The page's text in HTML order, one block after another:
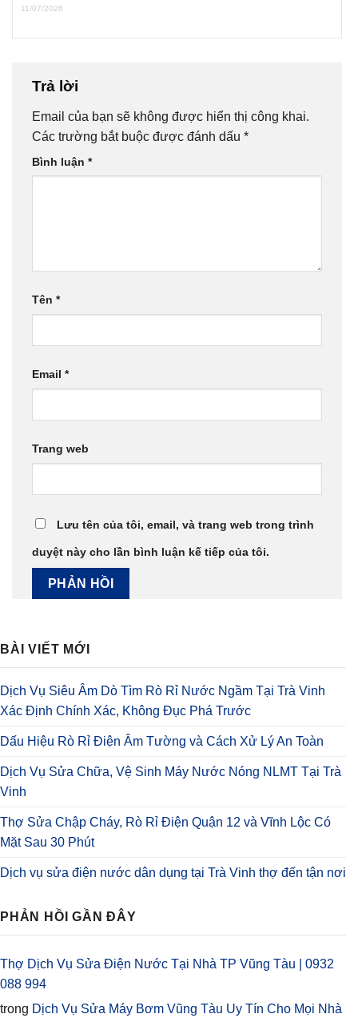
11/07/2026
Trả lời
Email của bạn sẽ không được hiển thị công khai.
Các trường bắt buộc được đánh dấu *
Bình luận *
Tên *
Email *
Trang web
Lưu tên của tôi, email, và trang web trong trình
duyệt này cho lần bình luận kế tiếp của tôi.
BÀI VIẾT MỚI
Dịch Vụ Siêu Âm Dò Tìm Rò Rỉ Nước Ngầm Tại Trà Vinh
Xác Định Chính Xác, Không Đục Phá Trước
Dấu Hiệu Rò Rỉ Điện Âm Tường và Cách Xử Lý An Toàn
Dịch Vụ Sửa Chữa, Vệ Sinh Máy Nước Nóng NLMT Tại Trà
Vinh
Thợ Sửa Chập Cháy, Rò Rỉ Điện Quận 12 và Vĩnh Lộc Có
Mặt Sau 30 Phút
Dịch vụ sửa điện nước dân dụng tại Trà Vinh thợ đến tận nơi
PHẢN HỒI GẦN ĐÂY
Thợ Dịch Vụ Sửa Điện Nước Tại Nhà TP Vũng Tàu | 0932
088 994
trong Dịch Vụ Sửa Máy Bơm Vũng Tàu Uy Tín Cho Mọi Nhà